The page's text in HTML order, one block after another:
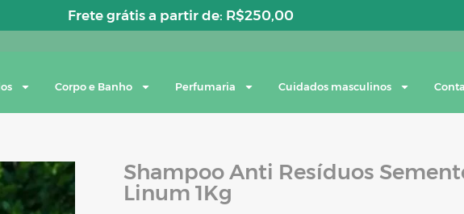
Corpo e Banho Perfumaria Cuidados masculinos
Shampoo Anti Resíduos
Linum 1Kg
Frete grátis a partir de: R$250,00